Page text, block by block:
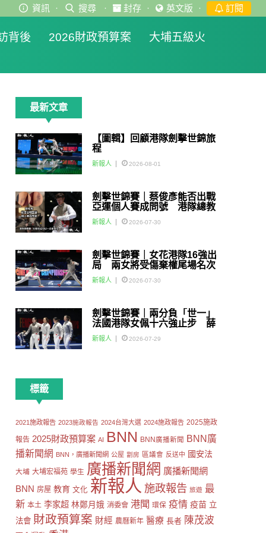
資訊 · 搜尋 · 封存 · 英文版 · 訂閱
背後 2026財政預算案
大埔五級火
最新文章
【圖輯】回顧港隊劍擊世錦旅
程
新報人 2026-08-01
劍擊世錦賽｜蔡俊彥能否出戰
亞運個人賽成問號 港隊總教
練：如醫生話可以一定會用佢
新報人 2026-07-30
劍擊世錦賽｜女花港隊16強出
局 兩女將受傷棄權尾場名次
賽
新報人 2026-07-30
劍擊世錦賽｜兩分負「世一」
法國港隊女佩十六強止步 薛
雅齊：我好有信心我哋可以做
到世界級嘅Team
新報人 2026-07-29
標籤
2021施政報告 2023施政報告 2024台灣大選 2024施政報告 2025施政
報告 2025財政預算案 AI BNN BNN廣播新聞
BNN廣
播新聞網 BNN，廣播新聞網 公屋 劏房 區議會 反送中 國安法
大埔 大埔宏福苑 學生 廣播新聞網 廣播新聞網
BNN 房屋 教育 文化 新報人 施政報告 旅遊 最
新 本土 李家超 林鄭月娥 消委會 港聞 環保 疫情 疫苗 立
法會 財政預算案 財經 農曆新年 醫療 長者 陳茂波